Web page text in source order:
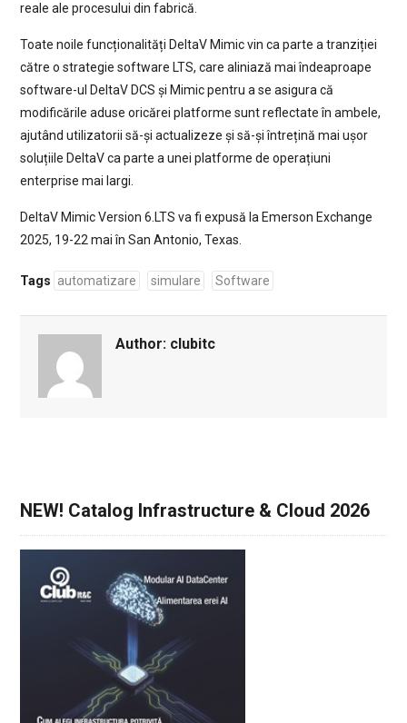
reale ale procesului din fabrică.
Toate noile funcționalități DeltaV Mimic vin ca parte a tranziției
către o strategie software LTS, care aliniază mai îndeaproape
software-ul DeltaV DCS și Mimic pentru a se asigura că
modificările aduse oricărei platforme sunt reflectate în ambele,
ajutând utilizatorii să-și actualizeze și să-și întrețină mai ușor
soluțiile DeltaV ca parte a unei platforme de operațiuni
enterprise mai largi.
DeltaV Mimic Version 6.LTS va fi expusă la Emerson Exchange
2025, 19-22 mai în San Antonio, Texas.
Tags automatizare simulare Software
Author: clubitc
NEW! Catalog Infrastructure & Cloud 2026